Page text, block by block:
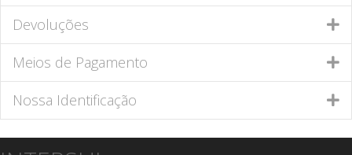
Devoluções
Meios de Pagamento
Nossa Identificação